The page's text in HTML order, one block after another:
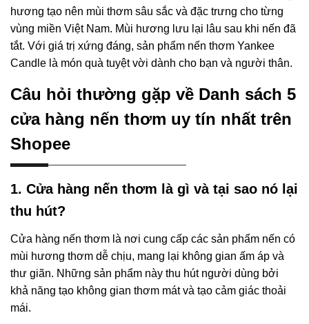
hương tạo nên mùi thơm sâu sắc và đặc trưng cho từng
vùng miền Việt Nam. Mùi hương lưu lại lâu sau khi nến đã
tắt. Với giá trị xứng đáng, sản phẩm nến thơm Yankee
Candle là món quà tuyệt vời dành cho bạn và người thân.
Câu hỏi thường gặp về Danh sách 5
cửa hàng nến thơm uy tín nhất trên
Shopee
1. Cửa hàng nến thơm là gì và tại sao nó lại
thu hút?
Cửa hàng nến thơm là nơi cung cấp các sản phẩm nến có
mùi hương thơm dễ chịu, mang lại không gian ấm áp và
thư giãn. Những sản phẩm này thu hút người dùng bởi
khả năng tạo không gian thơm mát và tạo cảm giác thoải
mái.